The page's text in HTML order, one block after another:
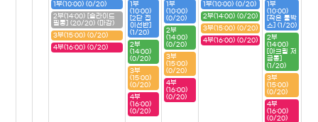
1부(10:00) (0/20)
2부(14:00) [슬라이드
필통] (20/20) (마감)
3부(15:00) (0/20)
4부(16:00) (0/20)
1부
(10:00)
[2단 접
이선반]
(1/20)
2부
(14:00)
(0/20)
3부
(15:00)
(0/20)
4부
(16:00)
(0/20)
1부
(10:00)
(0/20)
2부
(14:00)
(0/20)
3부
(15:00)
(0/20)
4부
(16:00)
(0/20)
1부(10:00) (0/20)
2부(14:00) (0/20)
3부(15:00) (0/20)
4부(16:00) (0/20)
1부
(10:00)
[작은 툴박
스] (1/20)
2부
(14:00)
[아크릴 저
금통]
(1/20)
3부
(15:00)
(0/20)
4부
(16:00)
(0/20)